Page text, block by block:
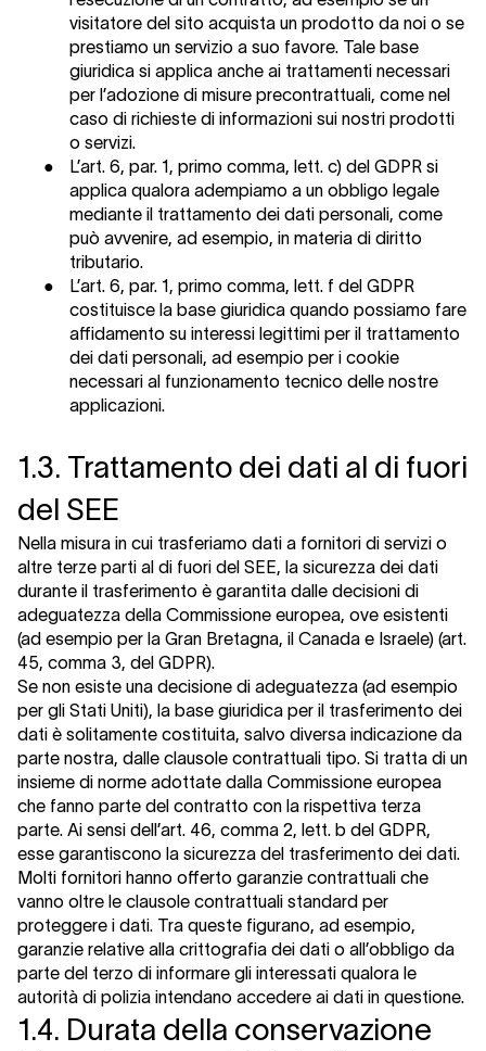
visitatore del sito acquista un prodotto da noi o se
prestiamo un servizio a suo favore. Tale base
giuridica si applica anche ai trattamenti necessari
per l’adozione di misure precontrattuali, come nel
caso di richieste di informazioni sui nostri prodotti
o servizi.
●
L’art. 6, par. 1, primo comma, lett. c) del GDPR si
applica qualora adempiamo a un obbligo legale
mediante il trattamento dei dati personali, come
può avvenire, ad esempio, in materia di diritto
tributario.
●
L’art. 6, par. 1, primo comma, lett. f del GDPR
costituisce la base giuridica quando possiamo fare
affidamento su interessi legittimi per il trattamento
dei dati personali, ad esempio per i cookie
necessari al funzionamento tecnico delle nostre
applicazioni.
1.3. Trattamento dei dati al di fuori
del SEE
Nella misura in cui trasferiamo dati a fornitori di servizi o
altre terze parti al di fuori del SEE, la sicurezza dei dati
durante il trasferimento è garantita dalle decisioni di
adeguatezza della Commissione europea, ove esistenti
(ad esempio per la Gran Bretagna, il Canada e Israele) (art.
45, comma 3, del GDPR).
Se non esiste una decisione di adeguatezza (ad esempio
per gli Stati Uniti), la base giuridica per il trasferimento dei
dati è solitamente costituita, salvo diversa indicazione da
parte nostra, dalle clausole contrattuali tipo. Si tratta di un
insieme di norme adottate dalla Commissione europea
che fanno parte del contratto con la rispettiva terza
parte. Ai sensi dell’art. 46, comma 2, lett. b del GDPR,
esse garantiscono la sicurezza del trasferimento dei dati.
Molti fornitori hanno offerto garanzie contrattuali che
vanno oltre le clausole contrattuali standard per
proteggere i dati. Tra queste figurano, ad esempio,
garanzie relative alla crittografia dei dati o all’obbligo da
parte del terzo di informare gli interessati qualora le
autorità di polizia intendano accedere ai dati in questione.
1.4. Durata della conservazione